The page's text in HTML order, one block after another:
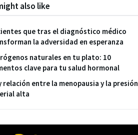
also like
que tras el diagnóstico médico
la adversidad en esperanza
naturales en tu plato: 10
clave para tu salud hormonal
relación entre la menopausia y la presión
alta